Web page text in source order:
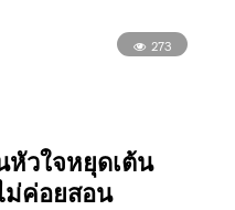
273
หัวใจหยุดเต้น
ม่ค่อยสอน